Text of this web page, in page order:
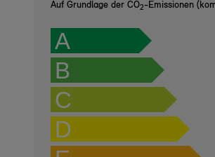
Auf Grundlage der CO2-Emissionen
A
B
C
D